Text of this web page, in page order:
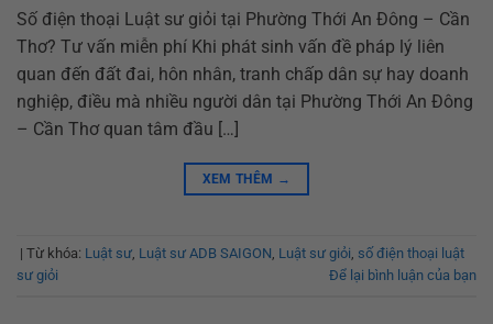
Số điện thoại Luật sư giỏi tại Phường Thới An Đông – Cần
Thơ? Tư vấn miễn phí Khi phát sinh vấn đề pháp lý liên
quan đến đất đai, hôn nhân, tranh chấp dân sự hay doanh
nghiệp, điều mà nhiều người dân tại Phường Thới An Đông
– Cần Thơ quan tâm đầu […]
XEM THÊM →
| Từ khóa: Luật sư, Luật sư ADB SAIGON, Luật sư giỏi, số điện thoại luật
sư giỏi
Để lại bình luận của bạn